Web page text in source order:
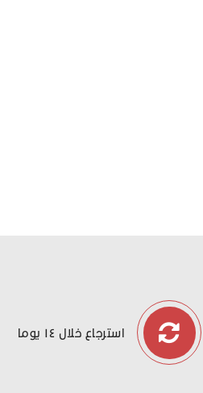
استرجاع خلال ١٤ يوما